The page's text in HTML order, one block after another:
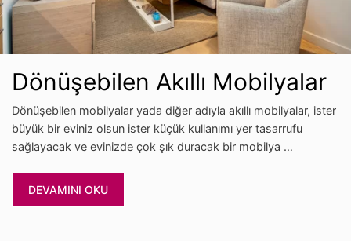
Dönüşebilen Akıllı Mobilyalar
Dönüşebilen mobilyalar yada diğer adıyla akıllı mobilyalar, ister
büyük bir eviniz olsun ister küçük kullanımı yer tasarrufu
sağlayacak ve evinizde çok şık duracak bir mobilya …
DEVAMINI OKU